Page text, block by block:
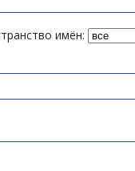
имён: